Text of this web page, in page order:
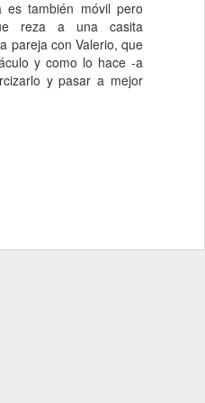
es también móvil pero
reza a una casita
pareja con Valerio, que
y como lo hace -a
y pasar a mejor